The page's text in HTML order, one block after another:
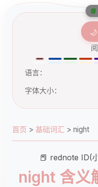
语言：
字体大小：
首页 > 基础词汇 > night
📕 rednote ID(
night 含义
📘